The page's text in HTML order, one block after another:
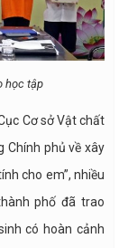
học tập
Cơ sở Vật chất
Chính phủ về xây
cho em”, nhiều
phố đã trao
có hoàn cảnh